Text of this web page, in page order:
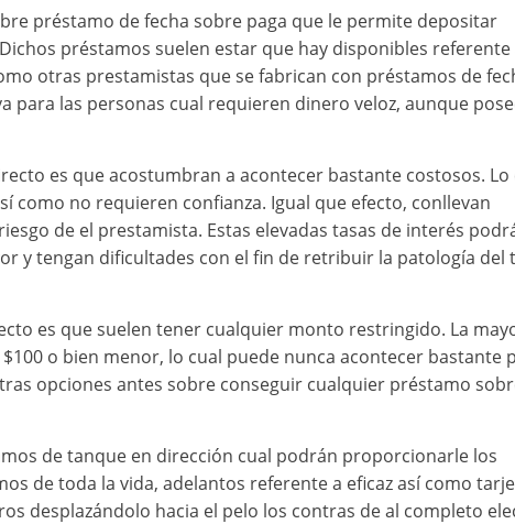
préstamo de fecha sobre paga que le permite depositar
préstamos suelen estar que hay disponibles referente
otras prestamistas que se fabrican con préstamos de
para las personas cual requieren dinero veloz, aunque
es que acostumbran a acontecer bastante costosos. Lo
como no requieren confianza. Igual que efecto, conllevan
de el prestamista. Estas elevadas tasas de interés
y tengan dificultades con el fin de retribuir la patologí­a del
es que suelen tener cualquier monto restringido. La
o bien menor, lo cual puede nunca acontecer bastante
opciones antes sobre conseguir cualquier préstamo
de tanque en dirección cual podrán proporcionarle los
de toda la vida, adelantos referente a eficaz así­ como
desplazándolo hacia el pelo los contras de al completo